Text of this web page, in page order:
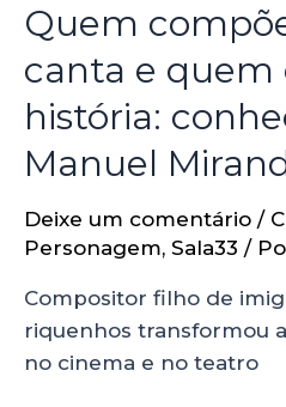
Quem
canta e quem
história:
Manuel
Deixe um comentário /
Personagem, Sala33 /
Compositor filho de
riquenhos transformou
no cinema e no teatro